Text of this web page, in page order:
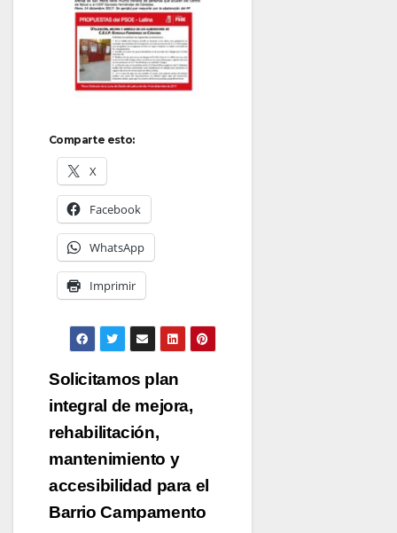
Comparte esto:
X
Facebook
WhatsApp
Imprimir
Navegación
de
entradas
Solicitamos plan
integral de mejora,
rehabilitación,
mantenimiento y
accesibilidad para el
Barrio Campamento